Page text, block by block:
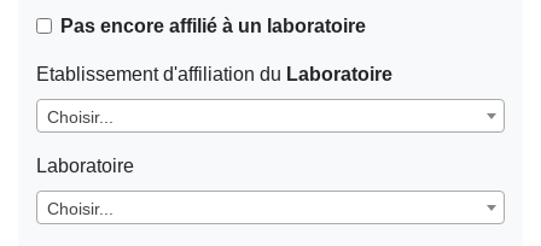
Pas encore affilié à un laboratoire
Etablissement d'affiliation du Laboratoire
Choisir...
Laboratoire
Choisir...